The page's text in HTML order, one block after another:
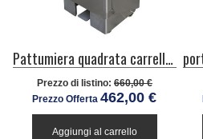
Pattumiera quadrata carrellata con pedale, inox, cap 60lt
Prezzo di listino: 660,00 €
Prezzo Offerta 462,00 €
Aggiungi al carrello